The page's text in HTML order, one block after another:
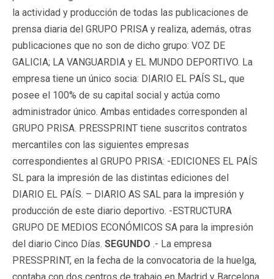
la actividad y producción de todas las publicaciones de
prensa diaria del GRUPO PRISA y realiza, además, otras
publicaciones que no son de dicho grupo: VOZ DE
GALICIA; LA VANGUARDIA y EL MUNDO DEPORTIVO. La
empresa tiene un único socia: DIARIO EL PAÍS SL, que
posee el 100% de su capital social y actúa como
administrador único. Ambas entidades corresponden al
GRUPO PRISA. PRESSPRINT tiene suscritos contratos
mercantiles con las siguientes empresas
correspondientes al GRUPO PRISA: -EDICIONES EL PAÍS
SL para la impresión de las distintas ediciones del
DIARIO EL PAÍS. – DIARIO AS SAL para la impresión y
producción de este diario deportivo. -ESTRUCTURA
GRUPO DE MEDIOS ECONÓMICOS SA para la impresión
del diario Cinco Días. SEGUNDO .- La empresa
PRESSPRINT, en la fecha de la convocatoria de la huelga,